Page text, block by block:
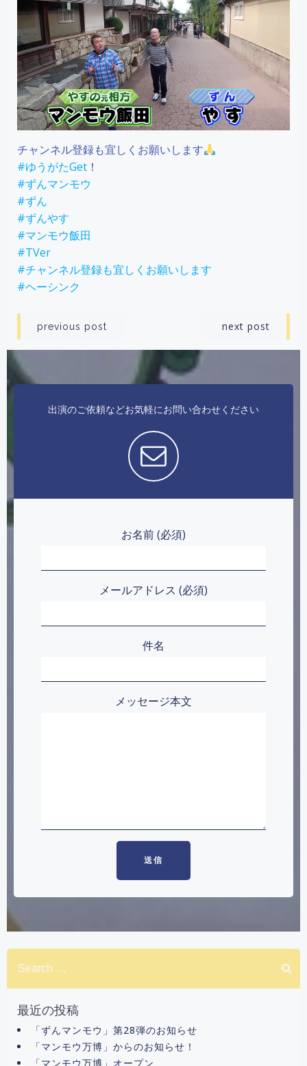
チャンネル登録も宜しくお願いします
#ゆうがたGet ！
#ずんマンモウ
#ずん
#ずんやす
#マンモウ飯田
#TVer
#チャンネル登録も宜しくお願いします
#ヘーシンク
投
稿
ナ
ー
ョ
previous post
稿
ナ
ビ
ゲ
ー
シ
ョ
ン
next post
出演のご依頼などお気軽にお問い合わせください
お名前 (必須)
メールアドレス (必須)
件名
メッセージ本文
Search
for:
最近の投稿
「ずんマンモウ」第28弾のお知らせ
「マンモウ万博」からのお知らせ！
「マンモウ万博」オープン